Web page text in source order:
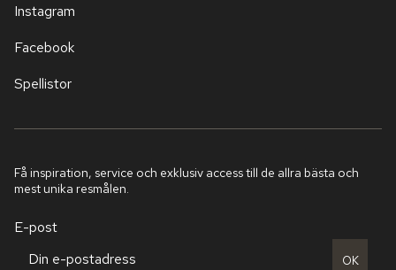
Instagram
Facebook
Spellistor
Få inspiration, service och exklusiv access till de allra bästa och
mest unika resmålen.
E-post
OK